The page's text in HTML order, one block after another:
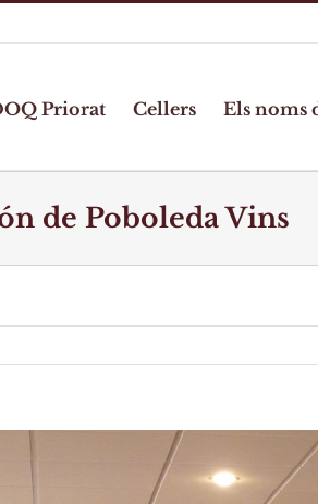
Priorat Cellers Els noms
de Poboleda Vins